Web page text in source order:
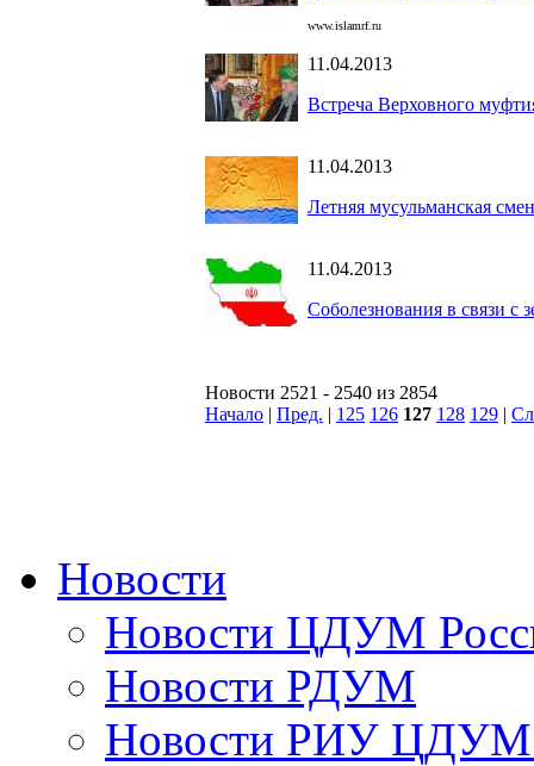
www.islamrf.ru
11.04.2013
Встреча Верховного
11.04.2013
Летняя мусульманская
11.04.2013
Соболезнования в связи с
Новости 2521 - 2540 из 2854
Начало | Пред. | 125 126 127 128 129 |
Новости
Новости ЦДУМ
Новости РДУМ
Новости РИУ ЦДУМ